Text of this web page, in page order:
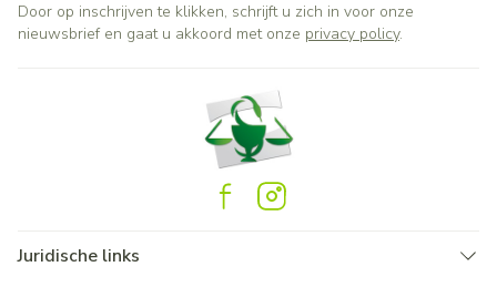
Door op inschrijven te klikken, schrijft u zich in voor onze
nieuwsbrief en gaat u akkoord met onze privacy policy.
Juridische links